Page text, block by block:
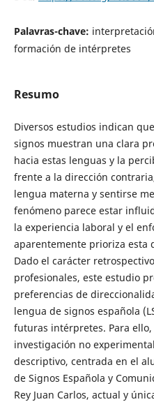
Palavras-chave:
formación de intérpretes
Resumo
Diversos estudios indican
signos muestran una clara
hacia estas lenguas y la
frente a la dirección
lengua materna y sentirse
fenómeno parece estar
la experiencia laboral y el
aparentemente prioriza esta
Dado el carácter
profesionales, este estudio
preferencias de
lengua de signos española
futuras intérpretes. Para ello,
investigación no
descriptivo, centrada en el
de Signos Española y
Rey Juan Carlos, actual y